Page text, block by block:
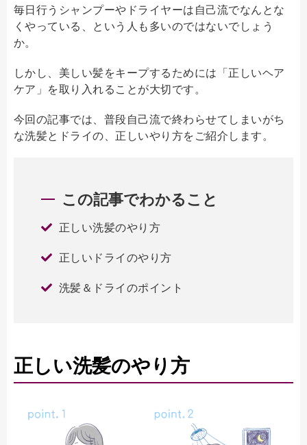
毎日行うシャンプーやドライヤーは自己流でなんとな
くやっている、という人も多いのではないでしょう
か。
しかし、美しい髪をキープするためには「正しいヘア
ケア」を取り入れることが大切です。
今回の記事では、普段自己流で終わらせてしまいがち
な洗髪とドライの、正しいやり方をご紹介します。
この記事でわかること
正しい洗髪のやり方
正しいドライのやり方
洗髪＆ドライのポイント
正しい洗髪のやり方